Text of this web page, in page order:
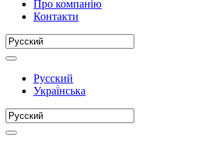
Про компанію
Контакти
Русский
Украї́нська